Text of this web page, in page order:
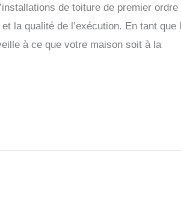
de toiture de premier
la qualité de l’exécution. En tant
à ce que votre maison soit à la